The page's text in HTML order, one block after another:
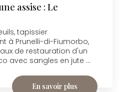
assise : Le
tapissier
à Prunelli-di-Fiumorbo,
de restauration d'un
avec sangles en jute ...
En savoir plus